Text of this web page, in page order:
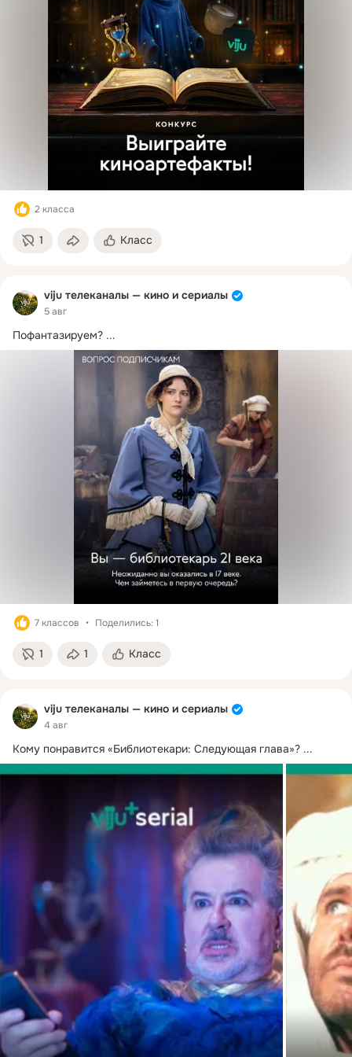
2 класса
1 Класс
viju телеканалы — кино и сериалы
5 авг
Пофантазируем? ...
7 классов Поделились: 1
1 1 Класс
viju телеканалы — кино и сериалы
4 авг
Кому понравится «Библиотекари: Следующая глава»? ...